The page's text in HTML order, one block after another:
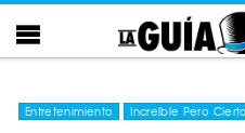
Entretenimiento Increíble Pero Cierto